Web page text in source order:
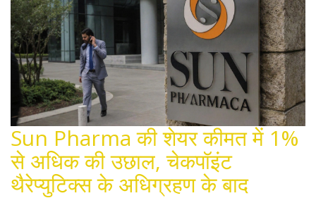
Sun Pharma की शेयर कीमत में 1%
से अधिक की उछाल, चेकपॉइंट
थैरेप्युटिक्स के अधिग्रहण के बाद